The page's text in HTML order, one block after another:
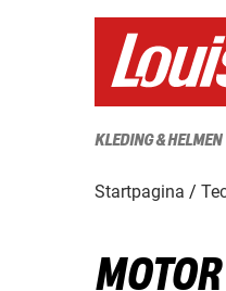
KLEDING & HELMEN
Startpagina